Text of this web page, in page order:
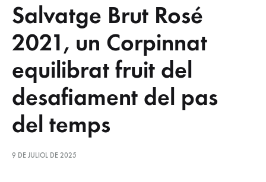
Salvatge Brut Rosé
2021, un Corpinnat
equilibrat fruit del
desafiament del pas
del temps
9 DE JULIOL DE 2025